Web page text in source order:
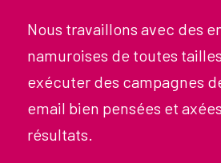
Nous travaillons avec des
namuroises de toutes
exécuter des campagnes
email bien pensées et
résultats.